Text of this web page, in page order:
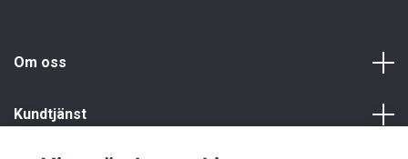
Om oss
Kundtjänst